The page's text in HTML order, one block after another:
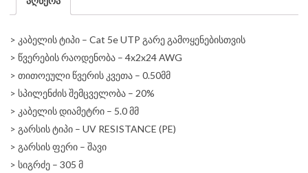
> კაბელის ტიპი – Cat 5e UTP გარე გამოყენებისთვის
> წვერების რაოდენობა – 4x2x24 AWG
> თითოეული წვერის კვეთა – 0.50მმ
> სპილენძის შემცველობა – 20%
> კაბელის დიამეტრი – 5.0 მმ
> გარსის ტიპი – UV RESISTANCE (PE)
> გარსის ფერი – შავი
> სიგრძე – 305 მ